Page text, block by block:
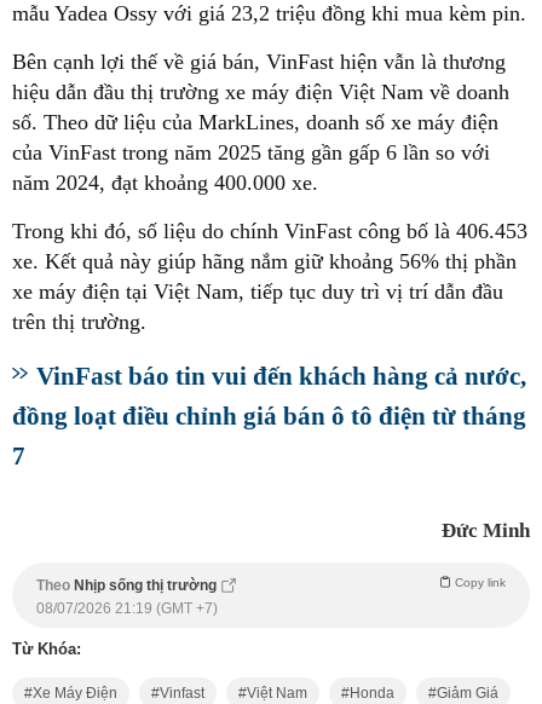
mẫu Yadea Ossy với giá 23,2 triệu đồng khi mua kèm pin.
Bên cạnh lợi thế về giá bán, VinFast hiện vẫn là thương
hiệu dẫn đầu thị trường xe máy điện Việt Nam về doanh
số. Theo dữ liệu của MarkLines, doanh số xe máy điện
của VinFast trong năm 2025 tăng gần gấp 6 lần so với
năm 2024, đạt khoảng 400.000 xe.
Trong khi đó, số liệu do chính VinFast công bố là 406.453
xe. Kết quả này giúp hãng nắm giữ khoảng 56% thị phần
xe máy điện tại Việt Nam, tiếp tục duy trì vị trí dẫn đầu
trên thị trường.
VinFast báo tin vui đến khách hàng cả nước,
đồng loạt điều chỉnh giá bán ô tô điện từ tháng
7
Đức Minh
Theo Nhịp sống thị trường Copy link
08/07/2026 21:19 (GMT +7)
Từ Khóa:
Xe Máy Điện Vinfast Việt Nam Honda Giảm Giá